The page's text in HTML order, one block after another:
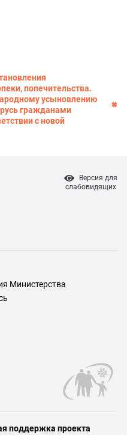
попечительства.
усыновлению
гражданами
с новой
Версия для
слабовидящих
Министерства
поддержка проекта